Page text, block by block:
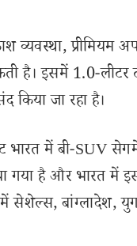
व्यवस्था, प्रीमियम
है। इसमें 1.0-लीटर
किया जा रहा है।
में बी-SUV
है और भारत में
में सेशेल्स, बांग्लादेश,